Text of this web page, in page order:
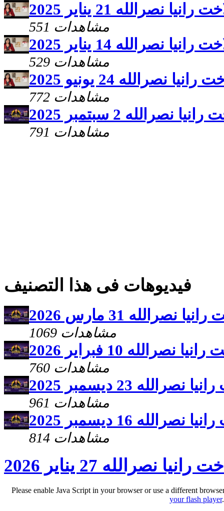
نصرالله 21 يناير 2025
551 مشاهدات
نصرالله 14 يناير 2025
529 مشاهدات
نصرالله 24 يونيو 2025
772 مشاهدات
2 سبتمبر 2025
791 مشاهدات
فيديوهات فى هذا التصنيف
31 مارس 2026
1069 مشاهدات
10 فبراير 2026
760 مشاهدات
23 ديسمبر 2025
961 مشاهدات
16 ديسمبر 2025
814 مشاهدات
نصرالله 27 يناير 2026
Please enable Java Script in your browser or use a different
your flash player.